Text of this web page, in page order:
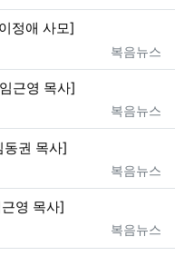
정애 사모]
등록자
복음뉴스
근영 목사]
등록자
복음뉴스
동권 목사]
등록자
복음뉴스
영 목사]
등록자
복음뉴스